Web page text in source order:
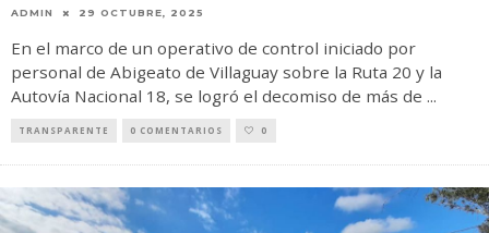
ADMIN 29 OCTUBRE, 2025
En el marco de un operativo de control iniciado por
personal de Abigeato de Villaguay sobre la Ruta 20 y la
Autovía Nacional 18, se logró el decomiso de más de ...
TRANSPARENTE 0 COMENTARIOS 0